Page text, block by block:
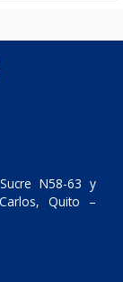
N58-63 y
Quito –